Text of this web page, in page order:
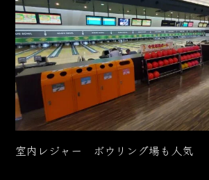
室内レジャー ボウリング場も人気